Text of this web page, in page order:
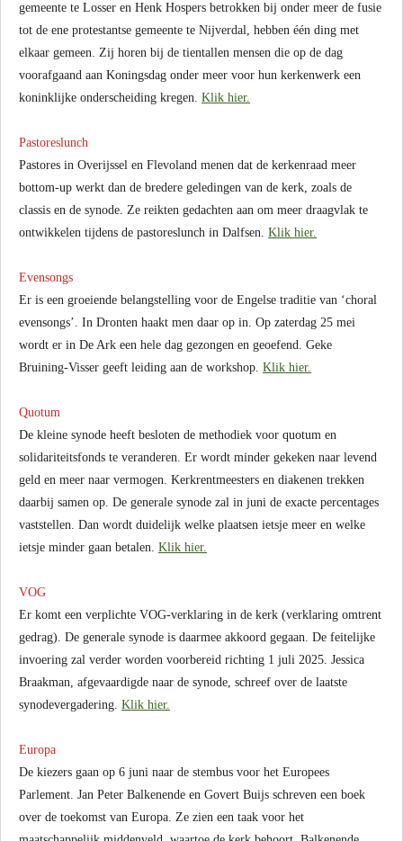
gemeente te Losser en Henk Hospers betrokken bij onder meer de fusie
tot de ene protestantse gemeente te Nijverdal, hebben één ding met
elkaar gemeen. Zij horen bij de tientallen mensen die op de dag
voorafgaand aan Koningsdag onder meer voor hun kerkenwerk een
koninklijke onderscheiding kregen. Klik hier.
Pastoreslunch
Pastores in Overijssel en Flevoland menen dat de kerkenraad meer
bottom-up werkt dan de bredere geledingen van de kerk, zoals de
classis en de synode. Ze reikten gedachten aan om meer draagvlak te
ontwikkelen tijdens de pastoreslunch in Dalfsen. Klik hier.
Evensongs
Er is een groeiende belangstelling voor de Engelse traditie van ‘choral
evensongs’. In Dronten haakt men daar op in. Op zaterdag 25 mei
wordt er in De Ark een hele dag gezongen en geoefend. Geke
Bruining-Visser geeft leiding aan de workshop. Klik hier.
Quotum
De kleine synode heeft besloten de methodiek voor quotum en
solidariteitsfonds te veranderen. Er wordt minder gekeken naar levend
geld en meer naar vermogen. Kerkrentmeesters en diakenen trekken
daarbij samen op. De generale synode zal in juni de exacte percentages
vaststellen. Dan wordt duidelijk welke plaatsen ietsje meer en welke
ietsje minder gaan betalen. Klik hier.
VOG
Er komt een verplichte VOG-verklaring in de kerk (verklaring omtrent
gedrag). De generale synode is daarmee akkoord gegaan. De feitelijke
invoering zal verder worden voorbereid richting 1 juli 2025. Jessica
Braakman, afgevaardigde naar de synode, schreef over de laatste
synodevergadering. Klik hier.
Europa
De kiezers gaan op 6 juni naar de stembus voor het Europees
Parlement. Jan Peter Balkenende en Govert Buijs schreven een boek
over de toekomst van Europa. Ze zien een taak voor het